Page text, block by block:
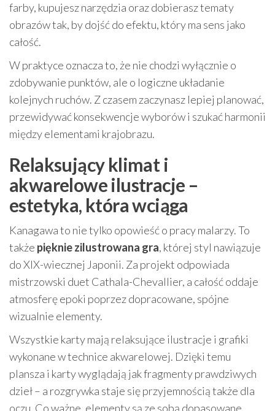
farby, kupujesz narzędzia oraz dobierasz tematy
obrazów tak, by dojść do efektu, który ma sens jako
całość.
W praktyce oznacza to, że nie chodzi wyłącznie o
zdobywanie punktów, ale o logiczne układanie
kolejnych ruchów. Z czasem zaczynasz lepiej planować,
przewidywać konsekwencje wyborów i szukać harmonii
między elementami krajobrazu.
Relaksujący klimat i
akwarelowe ilustracje –
estetyka, która wciąga
Kanagawa to nie tylko opowieść o pracy malarzy. To
także pięknie zilustrowana gra, której styl nawiązuje
do XIX-wiecznej Japonii. Za projekt odpowiada
mistrzowski duet Cathala-Chevallier, a całość oddaje
atmosferę epoki poprzez dopracowane, spójne
wizualnie elementy.
Wszystkie karty mają relaksujące ilustracje i grafiki
wykonane w technice akwarelowej. Dzięki temu
plansza i karty wyglądają jak fragmenty prawdziwych
dzieł – a rozgrywka staje się przyjemnością także dla
oczu. Co ważne, elementy są ze sobą dopasowane